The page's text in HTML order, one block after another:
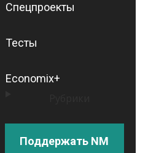
Спецпроекты
Тесты
Economix+
Поддержать NM